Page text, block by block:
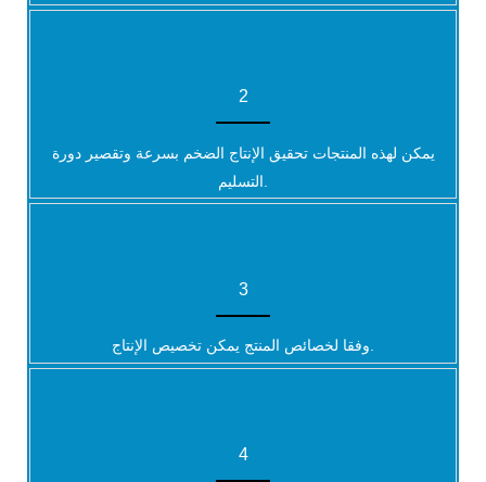
2
يمكن لهذه المنتجات تحقيق الإنتاج الضخم بسرعة وتقصير دورة
3
وفقا لخصائص المنتج يمكن تخصيص الإنتاج.
4